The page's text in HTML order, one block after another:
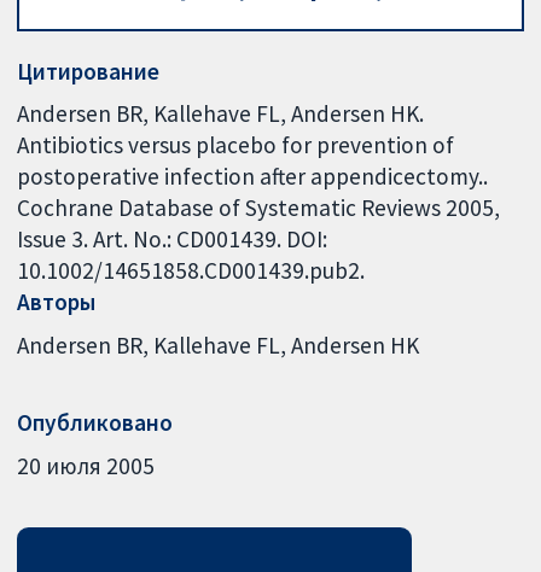
Цитирование
Andersen BR, Kallehave FL, Andersen HK.
Antibiotics versus placebo for prevention of
postoperative infection after appendicectomy..
Cochrane Database of Systematic Reviews 2005,
Issue 3. Art. No.: CD001439. DOI:
10.1002/14651858.CD001439.pub2.
Авторы
Andersen BR Kallehave FL Andersen HK
Опубликовано
20 июля 2005